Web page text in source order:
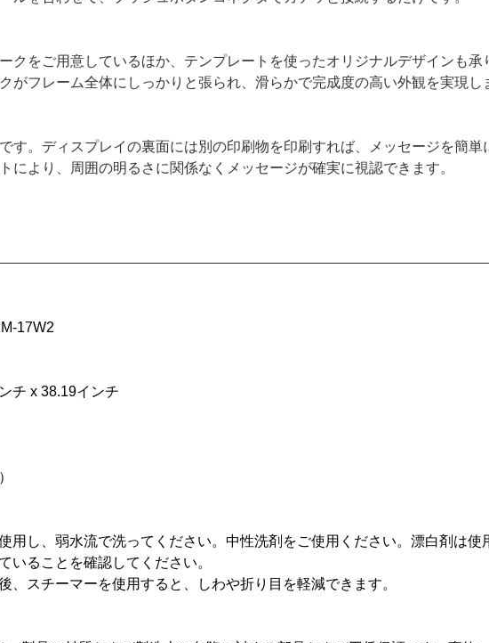
クをご用意しているほか、テンプレートを使ったオリジナルデザインも承
がフレーム全体にしっかりと張られ、滑らかで完成度の高い外観を実現し
す。ディスプレイの裏面には別の印刷物を印刷すれば、メッセージを簡単
により、周囲の明るさに関係なくメッセージが確実に視認できます。
17W2
チ x 38.19インチ
用し、弱水流で洗ってください。中性洗剤をご使用ください。漂白剤は
いることを確認してください。
、スチーマーを使用すると、しわや折り目を軽減できます。